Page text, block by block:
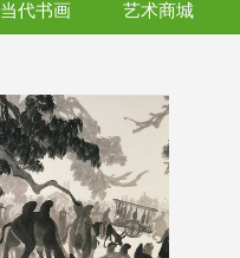
当代书画 艺术商城